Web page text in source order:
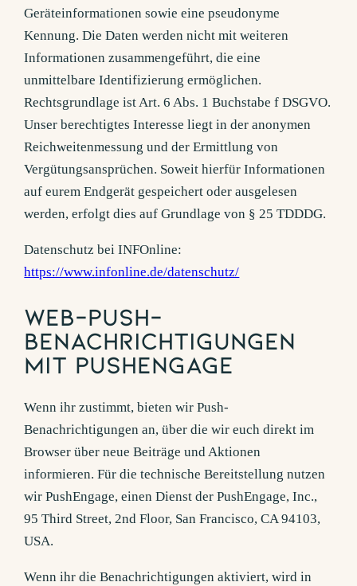
Geräteinformationen sowie eine pseudonyme
Kennung. Die Daten werden nicht mit weiteren
Informationen zusammengeführt, die eine
unmittelbare Identifizierung ermöglichen.
Rechtsgrundlage ist Art. 6 Abs. 1 Buchstabe f DSGVO.
Unser berechtigtes Interesse liegt in der anonymen
Reichweitenmessung und der Ermittlung von
Vergütungsansprüchen. Soweit hierfür Informationen
auf eurem Endgerät gespeichert oder ausgelesen
werden, erfolgt dies auf Grundlage von § 25 TDDDG.
Datenschutz bei INFOnline:
https://www.infonline.de/datenschutz/
Web-Push-
Benachrichtigungen
mit PushEngage
Wenn ihr zustimmt, bieten wir Push-
Benachrichtigungen an, über die wir euch direkt im
Browser über neue Beiträge und Aktionen
informieren. Für die technische Bereitstellung nutzen
wir PushEngage, einen Dienst der PushEngage, Inc.,
95 Third Street, 2nd Floor, San Francisco, CA 94103,
USA.
Wenn ihr die Benachrichtigungen aktiviert, wird in